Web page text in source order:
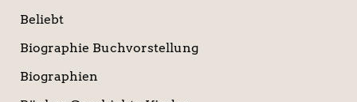
Beliebt
Biographie Buchvorstellung
Biographien